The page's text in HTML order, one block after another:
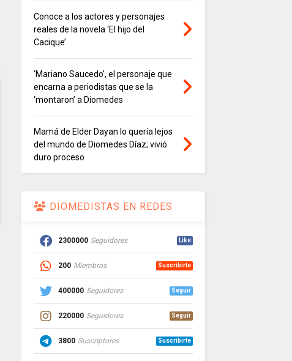
Conoce a los actores y personajes
reales de la novela ‘El hijo del
Cacique’
‘Mariano Saucedo’, el personaje que
encarna a periodistas que se la
‘montaron’ a Diomedes
Mamá de Elder Dayan lo quería lejos
del mundo de Diomedes Díaz; vivió
duro proceso
DIOMEDISTAS EN REDES
2300000 Seguidores Like
200 Miembros Suscribirte
400000 Seguidores Seguir
220000 Seguidores Seguir
3800 Suscriptores Suscribirte